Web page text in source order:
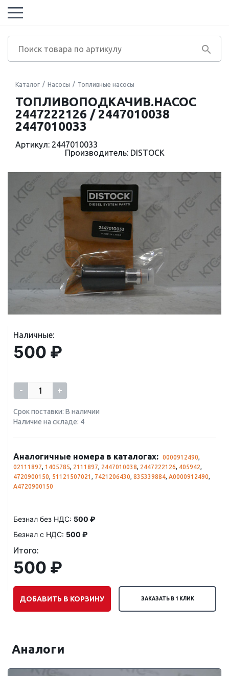
Каталог Насосы Топливные насосы
ТОПЛИВОПОДКАЧИВ.НАСОС
2447222126 / 2447010038
2447010033
Артикул: 2447010033
Производитель: DISTOCK
Наличные:
500 ₽
- +
Срок поставки: В наличии
Наличие на складе: 4
Аналогичные номера в каталогах: 0000912490,
02111897, 1405785, 2111897, 2447010038, 2447222126, 405942,
4720900150, 51121507021 , 7421206430, 835339884, A0000912490,
A4720900150
Безнал без НДС: 500 ₽
Безнал с НДС: 500 ₽
Итого:
500 ₽
ДОБАВИТЬ В КОРЗИНУ ЗАКАЗАТЬ В 1 КЛИК
Аналоги